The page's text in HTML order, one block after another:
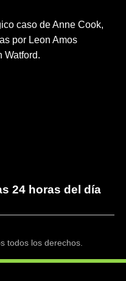
caso de Anne Cook,
por Leon Amos
Watford.
24 horas del día
todos los derechos.